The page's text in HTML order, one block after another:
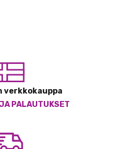
verkkokauppa
PALAUTUKSET